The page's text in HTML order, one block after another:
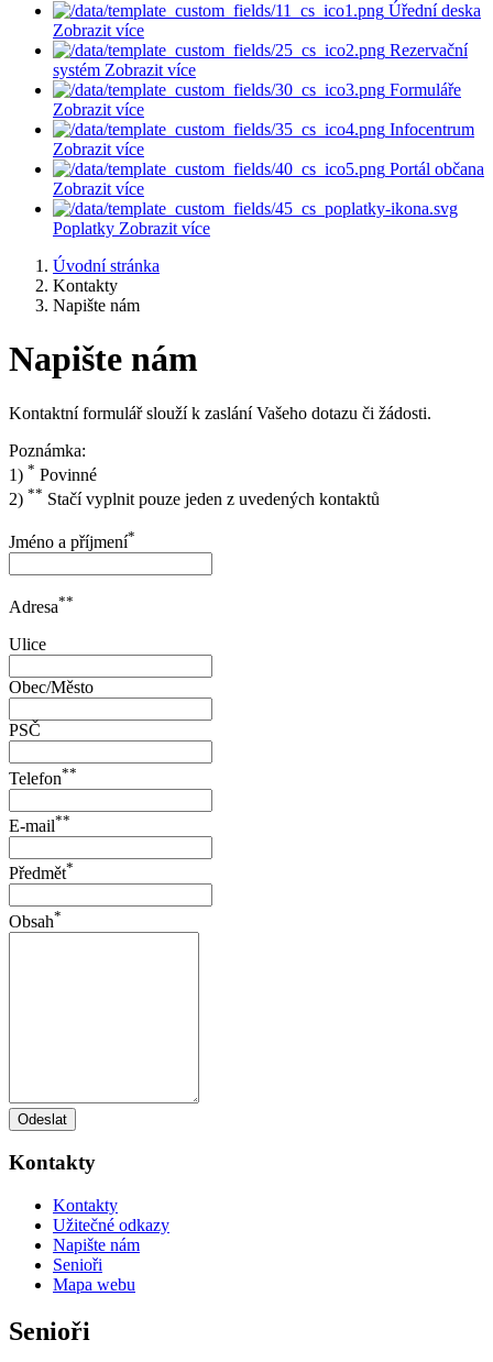
Úřední deska
Zobrazit více
Rezervační
systém Zobrazit více
Formuláře
Zobrazit více
Infocentrum
Zobrazit více
Portál občana
Zobrazit více
Poplatky Zobrazit více
Úvodní stránka
Kontakty
Napište nám
Napište nám
Kontaktní formulář slouží k zaslání Vašeho dotazu či žádosti.
Poznámka:
1) * Povinné
2) ** Stačí vyplnit pouze jeden z uvedených kontaktů
Jméno a příjmení*
Adresa**
Ulice
Obec/Město
PSČ
Telefon**
E-mail**
Předmět*
Obsah*
Odeslat
Kontakty
Kontakty
Užitečné odkazy
Napište nám
Senioři
Mapa webu
Senioři